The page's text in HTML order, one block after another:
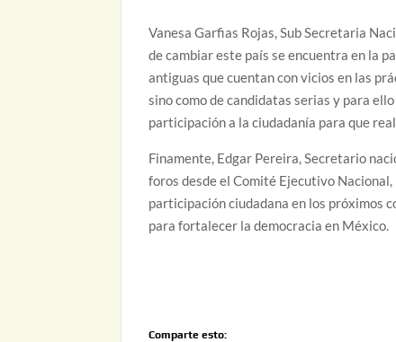
Vanesa Garfias Rojas, Sub Secretaria
de cambiar este país se encuentra en la
antiguas que cuentan con vicios en las
sino como de candidatas serias y para
participación a la ciudadanía para que
Finamente, Edgar Pereira, Secretario
foros desde el Comité Ejecutivo
participación ciudadana en los próximos
para fortalecer la democracia en México.
Comparte esto: